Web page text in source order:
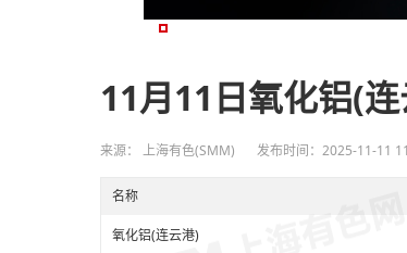
11月11日氧化铝(
来源： 上海有色(SMM) 发布时间：2025-11-11
名称
氧化铝(连云港)